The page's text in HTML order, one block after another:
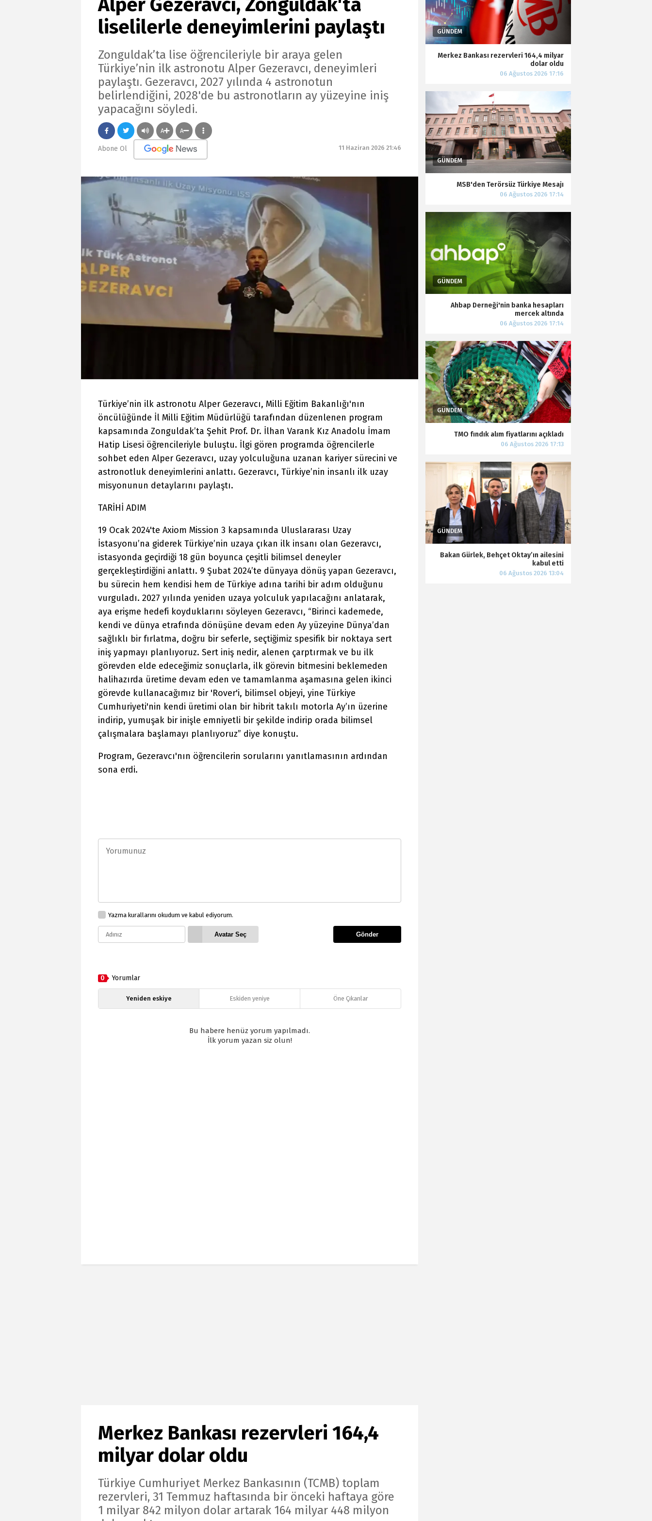
Alper Gezeravcı, Zonguldak'ta
liselilerle deneyimlerini paylaştı
Zonguldak’ta lise öğrencileriyle bir araya gelen
Türkiye’nin ilk astronotu Alper Gezeravcı, deneyimleri
paylaştı. Gezeravcı, 2027 yılında 4 astronotun
belirlendiğini, 2028'de bu astronotların ay yüzeyine iniş
yapacağını söyledi.
A A
Abone Ol 11 Haziran 2026 21:46
Türkiye’nin ilk astronotu Alper Gezeravcı, Milli Eğitim Bakanlığı'nın
öncülüğünde İl Milli Eğitim Müdürlüğü tarafından düzenlenen program
kapsamında Zonguldak’ta Şehit Prof. Dr. İlhan Varank Kız Anadolu İmam
Hatip Lisesi öğrencileriyle buluştu. İlgi gören programda öğrencilerle
sohbet eden Alper Gezeravcı, uzay yolculuğuna uzanan kariyer sürecini ve
astronotluk deneyimlerini anlattı. Gezeravcı, Türkiye’nin insanlı ilk uzay
misyonunun detaylarını paylaştı.
TARİHİ ADIM
19 Ocak 2024'te Axiom Mission 3 kapsamında Uluslararası Uzay
İstasyonu’na giderek Türkiye’nin uzaya çıkan ilk insanı olan Gezeravcı,
istasyonda geçirdiği 18 gün boyunca çeşitli bilimsel deneyler
gerçekleştirdiğini anlattı. 9 Şubat 2024’te dünyaya dönüş yapan Gezeravcı,
bu sürecin hem kendisi hem de Türkiye adına tarihi bir adım olduğunu
vurguladı. 2027 yılında yeniden uzaya yolculuk yapılacağını anlatarak,
aya erişme hedefi koyduklarını söyleyen Gezeravcı, “Birinci kademede,
kendi ve dünya etrafında dönüşüne devam eden Ay yüzeyine Dünya’dan
sağlıklı bir fırlatma, doğru bir seferle, seçtiğimiz spesifik bir noktaya sert
iniş yapmayı planlıyoruz. Sert iniş nedir, alenen çarptırmak ve bu ilk
görevden elde edeceğimiz sonuçlarla, ilk görevin bitmesini beklemeden
halihazırda üretime devam eden ve tamamlanma aşamasına gelen ikinci
görevde kullanacağımız bir 'Rover'i, bilimsel objeyi, yine Türkiye
Cumhuriyeti'nin kendi üretimi olan bir hibrit takılı motorla Ay’ın üzerine
indirip, yumuşak bir inişle emniyetli bir şekilde indirip orada bilimsel
çalışmalara başlamayı planlıyoruz” diye konuştu.
Program, Gezeravcı'nın öğrencilerin sorularını yanıtlamasının ardından
sona erdi.
Yazma kurallarını okudum ve kabul ediyorum.
Avatar Seç Gönder
0 Yorumlar
Yeniden eskiye Eskiden yeniye Öne Çıkanlar
Bu habere henüz yorum yapılmadı.
İlk yorum yazan siz olun!
Merkez Bankası rezervleri 164,4
milyar dolar oldu
Türkiye Cumhuriyet Merkez Bankasının (TCMB) toplam
rezervleri, 31 Temmuz haftasında bir önceki haftaya göre
1 milyar 842 milyon dolar artarak 164 milyar 448 milyon
Merkez Bankası rezervleri 164,4 milyar
dolar oldu
MSB'den Terörsüz Türkiye Mesajı
Ahbap Derneği'nin banka hesapları
mercek altında
TMO fındık alım fiyatlarını açıkladı
Bakan Gürlek, Behçet Oktay’ın ailesini
kabul etti